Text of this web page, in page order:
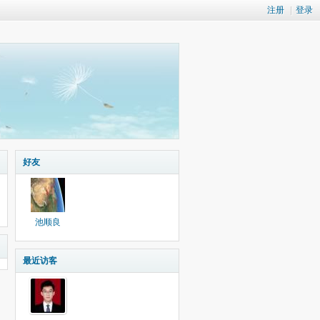
注册 登录
好友
池顺良
最近访客